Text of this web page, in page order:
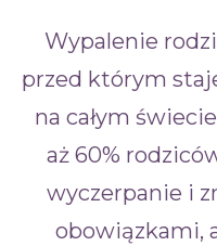
Wypalenie
przed którym
na całym
aż 60%
wyczerpanie i
obowiązkami,